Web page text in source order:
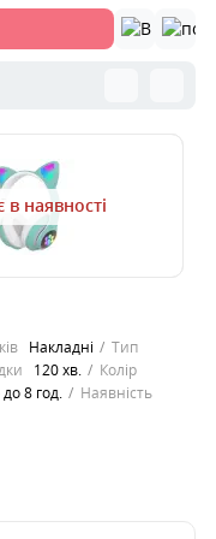
в наявності
від
моделей аудіо
Накладні
Тип
120 хв.
Колір
8 год.
Наявність